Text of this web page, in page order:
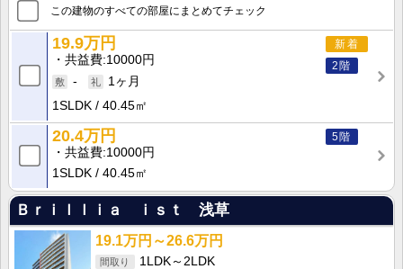
この建物のすべての部屋にまとめてチェック
新着
2階
19.9万円
共益費 10000円
-
1ヶ月
1SLDK
40.45㎡
5階
20.4万円
共益費 10000円
1SLDK
40.45㎡
Ｂｒｉｌｌｉａ ｉｓｔ 浅草
19.1万円～26.6万円
1LDK～2LDK